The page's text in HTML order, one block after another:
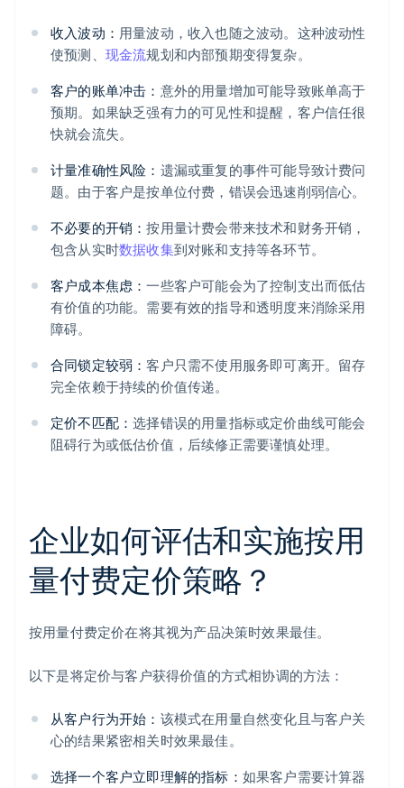
收入波动： 用量波动，收入也随之波动。这种波动性
使预测、 现金流规划和内部预期变得复杂。
客户的账单冲击： 意外的用量增加可能导致账单高于
预期。如果缺乏强有力的可见性和提醒，客户信任很
快就会流失。
计量准确性风险： 遗漏或重复的事件可能导致计费问
题。由于客户是按单位付费，错误会迅速削弱信心。
不必要的开销：按用量计费会带来技术和财务开销，
包含从实时数据收集到对账和支持等各环节。
客户成本焦虑：一些客户可能会为了控制支出而低估
有价值的功能。需要有效的指导和透明度来消除采用
障碍。
合同锁定较弱：客户只需不使用服务即可离开。留存
完全依赖于持续的价值传递。
定价不匹配：选择错误的用量指标或定价曲线可能会
阻碍行为或低估价值，后续修正需要谨慎处理。
企业如何评估和实施按用
量付费定价策略？
按用量付费定价在将其视为产品决策时效果最佳。
以下是将定价与客户获得价值的方式相协调的方法：
从客户行为开始： 该模式在用量自然变化且与客户关
心的结果紧密相关时效果最佳。
选择一个客户立即理解的指标： 如果客户需要计算器